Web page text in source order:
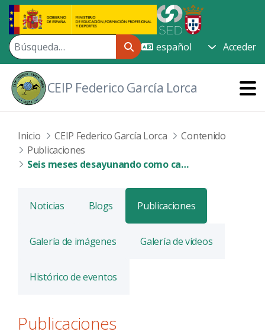
Saltar al contenido principal
Acceder
CEIP Federico García Lorca
Inicio CEIP Federico García Lorca
Contenido
Publicaciones
Seis meses desayunando como campeones en el ‘García Lorca’
Noticias Blogs Publicaciones
Galería de imágenes Galería de vídeos
Histórico de eventos
Publicaciones